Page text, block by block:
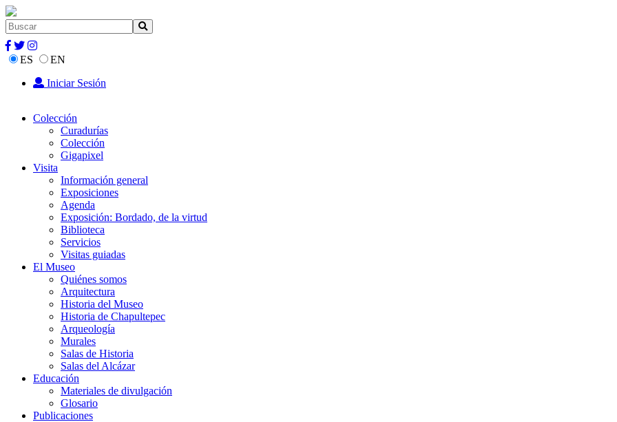
ES
EN
Iniciar Sesión
Colección
Curadurías
Colección
Gigapixel
Visita
Información general
Exposiciones
Agenda
Exposición: Bordado, de la virtud
Biblioteca
Servicios
Visitas guiadas
El Museo
Quiénes somos
Arquitectura
Historia del Museo
Historia de Chapultepec
Arqueología
Murales
Salas de Historia
Salas del Alcázar
Educación
Materiales de divulgación
Glosario
Publicaciones